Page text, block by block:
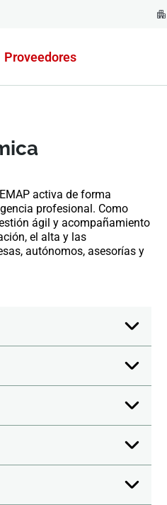
Proveedores
activa de forma
profesional. Como
ágil y acompañamiento
el alta y las
autónomos, asesorías y